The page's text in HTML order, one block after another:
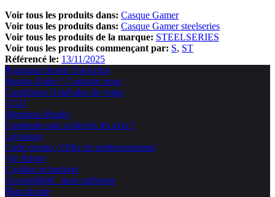
Voir tous les produits dans: Casque Gamer
Voir tous les produits dans: Casque Gamer steelseries
Voir tous les produits de la marque: STEELSERIES
Voir tous les produits commençant par: S ST
Référencé le: 13/11/2025
Pourquoi choisir TopAchat
Besoin d'aide ? Contacte nous
Conditions Générales de vente
CGU
Mentions légales
Comment sont collectés les avis ?
Livraison
Code promo / Offre de remboursement
Vie Privée
Cookies et trackers
Accessibilité : non conforme
Plan du site